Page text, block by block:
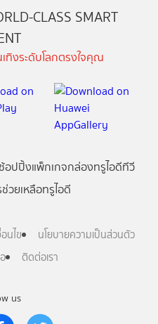
us
CLASS SMART
ทิงระดับโลกตรงใจคุณ
ช้อปปิ้งแพ็กเกจกล่องทรูไอดีทีวี
วยเหลือทรูไอดี
นไข
นโยบายความเป็นส่วนตัว
ติดต่อเรา